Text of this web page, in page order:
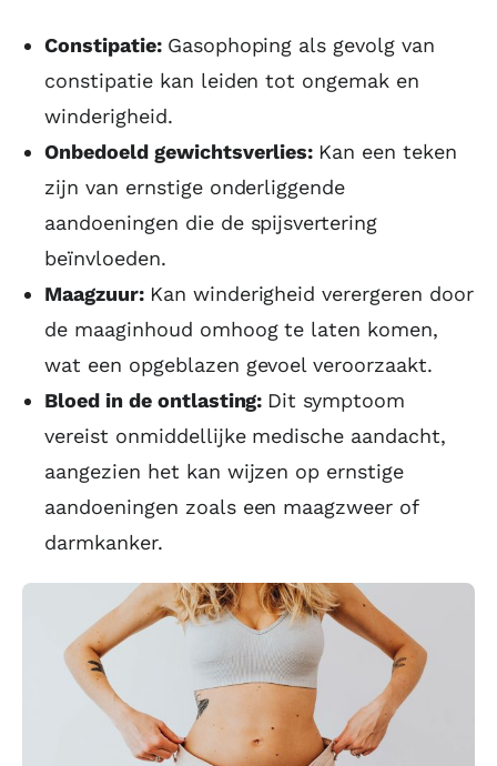
Constipatie: Gasophoping als gevolg van
constipatie kan leiden tot ongemak en
winderigheid.
Onbedoeld gewichtsverlies: Kan een teken
zijn van ernstige onderliggende
aandoeningen die de spijsvertering
beïnvloeden.
Maagzuur: Kan winderigheid verergeren door
de maaginhoud omhoog te laten komen,
wat een opgeblazen gevoel veroorzaakt.
Bloed in de ontlasting: Dit symptoom
vereist onmiddellijke medische aandacht,
aangezien het kan wijzen op ernstige
aandoeningen zoals een maagzweer of
darmkanker.